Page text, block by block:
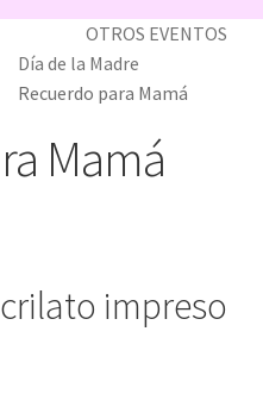
y Preguntas
OTROS EVENTOS
Día de la Madre
Recuerdo para Mamá
Mamá
impreso